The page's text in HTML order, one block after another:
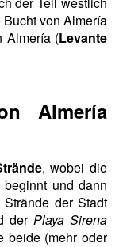
Bucht von Almería
Almería (Levante
Almería
, wobei die
und dann
der Stadt
derPlaya Sirena
beide (mehr oder